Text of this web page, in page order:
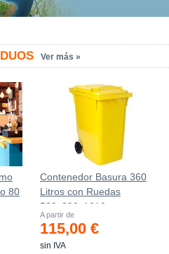
Ver más »
80
Contenedor Basura 360
Litros con Ruedas
583x880x1010 mm
A partir de
115,00 €
sin IVA